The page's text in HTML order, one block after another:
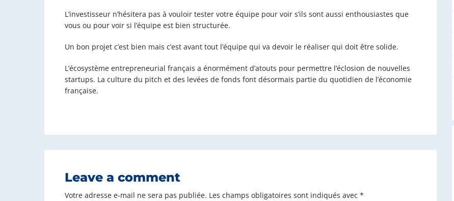
L’investisseur n’hésitera pas à vouloir tester votre équipe pour voir s’ils sont aussi enthousiastes que
vous ou pour voir si l’équipe est bien structurée.
Un bon projet c’est bien mais c’est avant tout l’équipe qui va devoir le réaliser qui doit être solide.
L’écosystème entrepreneurial français a énormément d’atouts pour permettre l’éclosion de nouvelles
startups. La culture du pitch et des levées de fonds font désormais partie du quotidien de l’économie
française.
Leave a comment
Votre adresse e-mail ne sera pas publiée. Les champs obligatoires sont indiqués avec *